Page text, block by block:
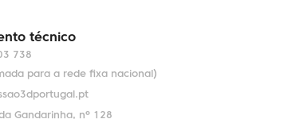
técnico
738
para a rede fixa nacional)
Gandarinha, nº 128